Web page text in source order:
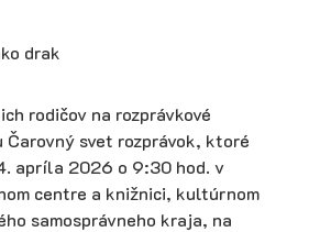
drak
rodičov na rozprávkové
svet rozprávok, ktoré
apríla 2026 o 9:30 hod. v
centre a knižnici, kultúrnom
samosprávneho kraja, na